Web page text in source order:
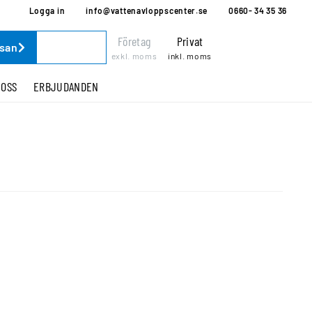
Logga in info@vattenavloppscenter.se 0660- 34 35 36
Företag
exkl. moms
Privat
inkl. moms
ERBJUDANDEN